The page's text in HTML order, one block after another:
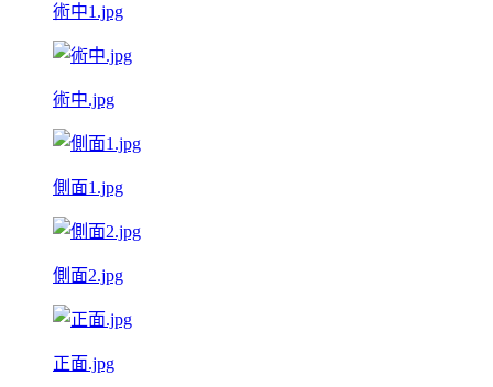
術中1.jpg
術中.jpg
側面1.jpg
側面2.jpg
正面.jpg